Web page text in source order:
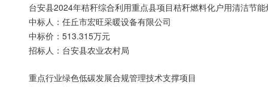
台安县2024年秸秆综合利用重点县项目秸秆燃料化户用清洁节能
中标人：任丘市宏旺采暖设备有限公司
中标价：513.315万元
招标人：台安县农业农村局
重点行业绿色低碳发展合规管理技术支撑项目